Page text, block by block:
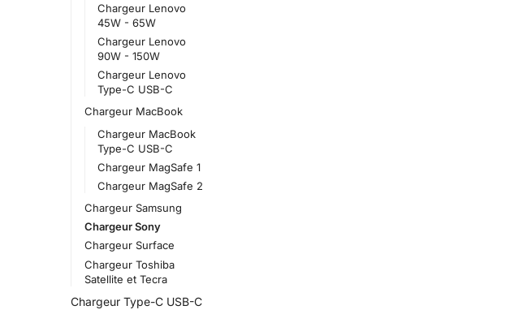
Chargeur Lenovo
45W - 65W
Chargeur Lenovo
90W - 150W
Chargeur Lenovo
Type-C USB-C
Chargeur MacBook
Chargeur MacBook
Type-C USB-C
Chargeur MagSafe 1
Chargeur MagSafe 2
Chargeur Samsung
Chargeur Sony
Chargeur Surface
Chargeur Toshiba
Satellite et Tecra
Chargeur Type-C USB-C